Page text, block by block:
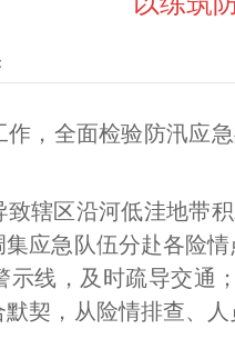
， 全面检验防汛应
致辖区沿河低洼地带
应急队伍分赴各险情
示线， 及时疏导交通
契，从险情排查、